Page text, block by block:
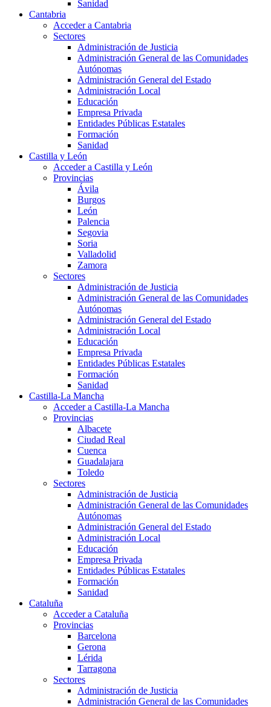
Sanidad
Cantabria
Acceder a Cantabria
Sectores
Administración de Justicia
Administración General de las Comunidades
Autónomas
Administración General del Estado
Administración Local
Educación
Empresa Privada
Entidades Públicas Estatales
Formación
Sanidad
Castilla y León
Acceder a Castilla y León
Provincias
Ávila
Burgos
León
Palencia
Segovia
Soria
Valladolid
Zamora
Sectores
Administración de Justicia
Administración General de las Comunidades
Autónomas
Administración General del Estado
Administración Local
Educación
Empresa Privada
Entidades Públicas Estatales
Formación
Sanidad
Castilla-La Mancha
Acceder a Castilla-La Mancha
Provincias
Albacete
Ciudad Real
Cuenca
Guadalajara
Toledo
Sectores
Administración de Justicia
Administración General de las Comunidades
Autónomas
Administración General del Estado
Administración Local
Educación
Empresa Privada
Entidades Públicas Estatales
Formación
Sanidad
Cataluña
Acceder a Cataluña
Provincias
Barcelona
Gerona
Lérida
Tarragona
Sectores
Administración de Justicia
Administración General de las Comunidades